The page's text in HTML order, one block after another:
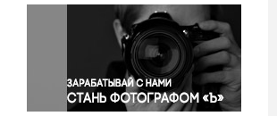
Окружающая среда
Политика
Правосудие
Происшествия и конфликты
Религия